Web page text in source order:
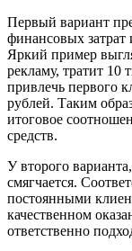
Первый вариант
финансовых затрат
Яркий пример
рекламу, тратит 10
привлечь первого
рублей. Таким
итоговое
средств.
У второго
смягчается.
постоянными
качественном
ответственно